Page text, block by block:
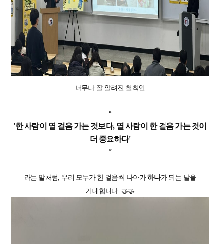
너무나 잘 알려진 철칙인
“
'한 사람이 열 걸음 가는 것보다, 열 사람이 한 걸음 가는 것이
더 중요하다'
”
라는 말처럼, 우리 모두가 한 걸음씩 나아가하나가 되는 날을
기대합니다. 🤝🤝